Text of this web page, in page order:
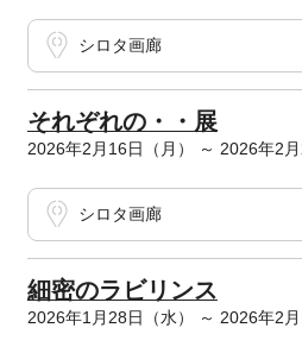
シロタ画廊
それぞれの・・展
2026年2月16日（月） ～ 2026年2月
シロタ画廊
細密のラビリンス
2026年1月28日（水） ～ 2026年2月